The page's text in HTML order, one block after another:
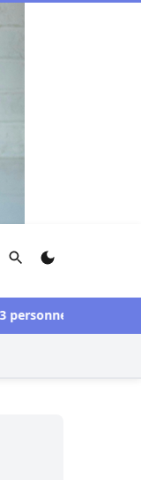
Rechercher
libérées dans